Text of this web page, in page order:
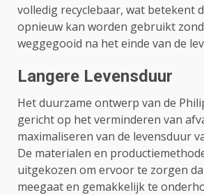
volledig recyclebaar, wat betekent
opnieuw kan worden gebruikt
weggegooid na het einde van de
Langere Levensduur
Het duurzame ontwerp van de
gericht op het verminderen van
maximaliseren van de levensduur
De materialen en
uitgekozen om ervoor te zorgen
meegaat en gemakkelijk te